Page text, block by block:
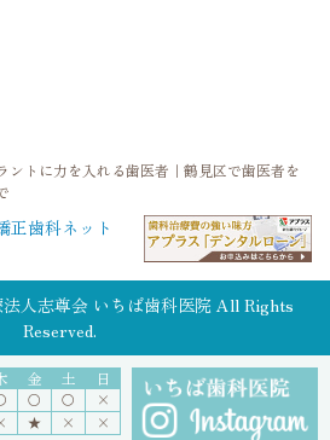
金 土 日
○ 〇
×
★ ×
×
ントに力を入れる歯医者｜鶴見区で歯医者を
人志尊会 いちば歯科医院 All Rights
Reserved.